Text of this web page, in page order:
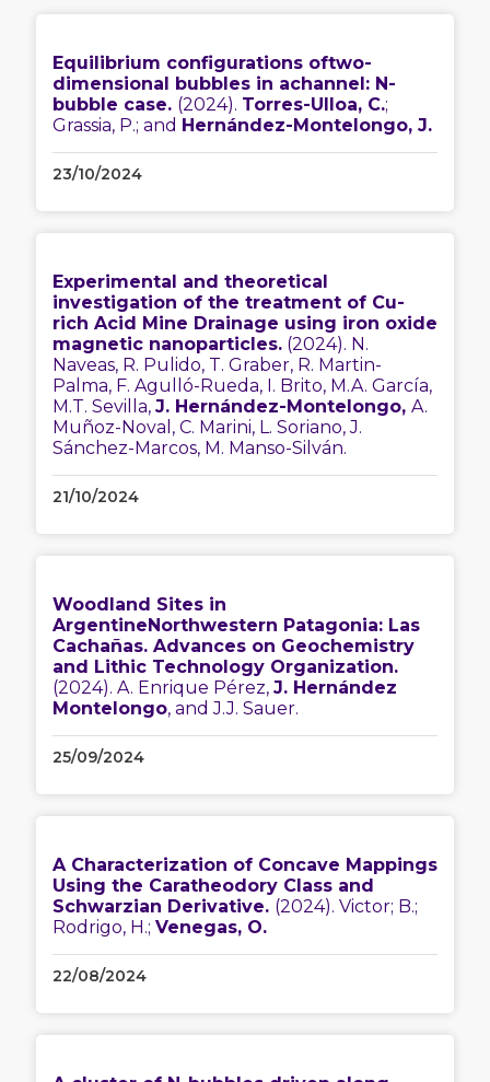
Equilibrium configurations oftwo-
dimensional bubbles in achannel: N-
bubble case. (2024). Torres-Ulloa, C.;
Grassia, P.; and Hernández-Montelongo, J.
23/10/2024
Experimental and theoretical
investigation of the treatment of Cu-
rich Acid Mine Drainage using iron oxide
magnetic nanoparticles. (2024). N.
Naveas, R. Pulido, T. Graber, R. Martin-
Palma, F. Agulló-Rueda, I. Brito, M.A. García,
M.T. Sevilla, J. Hernández-Montelongo, A.
Muñoz-Noval, C. Marini, L. Soriano, J.
Sánchez-Marcos, M. Manso-Silván.
21/10/2024
Woodland Sites in
ArgentineNorthwestern Patagonia: Las
Cachañas. Advances on Geochemistry
and Lithic Technology Organization.
(2024). A. Enrique Pérez, J. Hernández
Montelongo, and J.J. Sauer.
25/09/2024
A Characterization of Concave Mappings
Using the Caratheodory Class and
Schwarzian Derivative. (2024). Victor; B.;
Rodrigo, H.; Venegas, O.
22/08/2024